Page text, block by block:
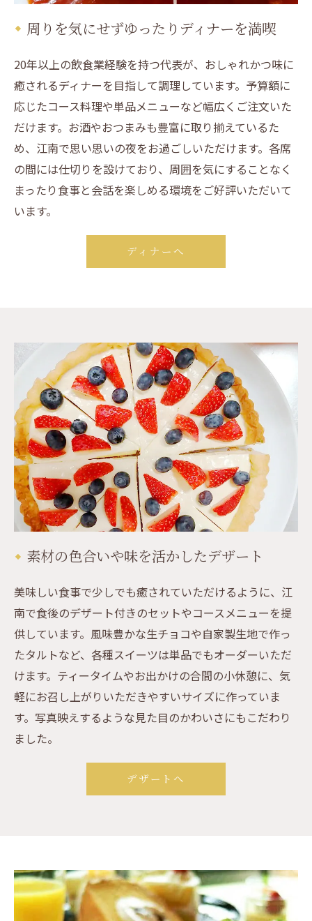
周りを気にせずゆったりディナーを満喫
20年以上の飲食業経験を持つ代表が、おしゃれかつ味に
癒されるディナーを目指して調理しています。予算額に
応じたコース料理や単品メニューなど幅広くご注文いた
だけます。お酒やおつまみも豊富に取り揃えているた
め、江南で思い思いの夜をお過ごしいただけます。各席
の間には仕切りを設けており、周囲を気にすることなく
まったり食事と会話を楽しめる環境をご好評いただいて
います。
ディナーへ
素材の色合いや味を活かしたデザート
美味しい食事で少しでも癒されていただけるように、江
南で食後のデザート付きのセットやコースメニューを提
供しています。風味豊かな生チョコや自家製生地で作っ
たタルトなど、各種スイーツは単品でもオーダーいただ
けます。ティータイムやお出かけの合間の小休憩に、気
軽にお召し上がりいただきやすいサイズに作っていま
す。写真映えするような見た目のかわいさにもこだわり
ました。
デザートへ